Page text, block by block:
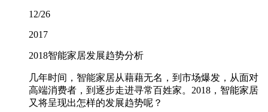
12/26
2017
2018智能家居发展趋势分析
几年时间，智能家居从藉藉无名，到市场爆发，从面对
高端消费者，到逐步走进寻常百姓家。2018，智能家居
又将呈现出怎样的发展趋势呢？